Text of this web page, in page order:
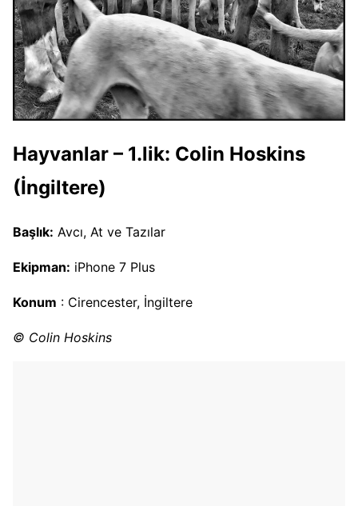
Hayvanlar – 1.lik: Colin Hoskins
(İngiltere)
Başlık: Avcı, At ve Tazılar
Ekipman: iPhone 7 Plus
Konum : Cirencester, İngiltere
© Colin Hoskins